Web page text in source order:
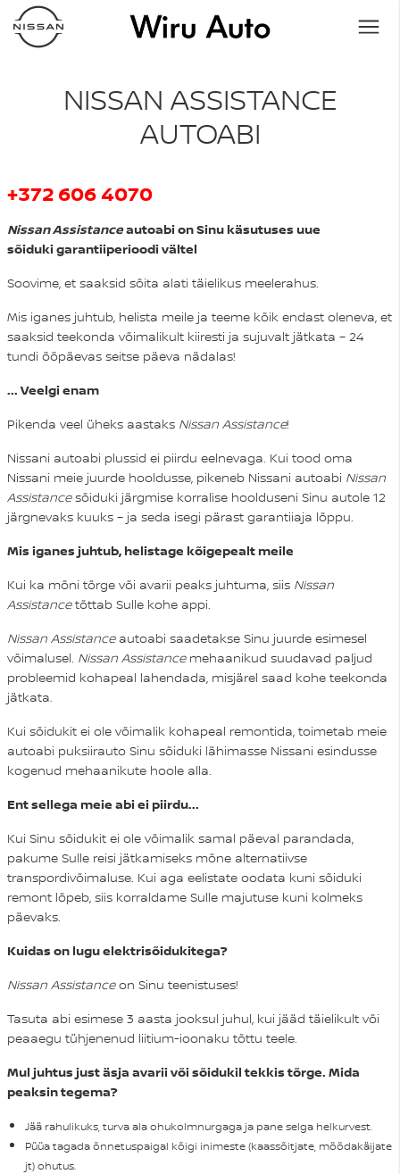
NISSAN ASSISTANCE
AUTOABI
+372 606 4070
Nissan Assistanceautoabi on Sinu käsutuses uue
sõiduki garantiiperioodi vältel
Soovime, et saaksid sõita alati täielikus meelerahus.
Mis iganes juhtub, helista meile ja teeme kõik endast oleneva, et
saaksid teekonda võimalikult kiiresti ja sujuvalt jätkata – 24
tundi ööpäevas seitse päeva nädalas!
... Veelgi enam
Pikenda veel üheks aastaks Nissan Assistance!
Nissani autoabi plussid ei piirdu eelnevaga. Kui tood oma
Nissani meie juurde hooldusse, pikeneb Nissani autoabi Nissan
Assistancesõiduki järgmise korralise hoolduseni Sinu autole 12
järgnevaks kuuks – ja seda isegi pärast garantiiaja lõppu.
Mis iganes juhtub, helistage kõigepealt meile
Kui ka mõni tõrge või avarii peaks juhtuma, siis Nissan
Assistancetõttab Sulle kohe appi.
Nissan Assistanceautoabi saadetakse Sinu juurde esimesel
võimalusel. Nissan Assistancemehaanikud suudavad paljud
probleemid kohapeal lahendada, misjärel saad kohe teekonda
jätkata.
Kui sõidukit ei ole võimalik kohapeal remontida, toimetab meie
autoabi puksiirauto Sinu sõiduki lähimasse Nissani esindusse
kogenud mehaanikute hoole alla.
Ent sellega meie abi ei piirdu...
Kui Sinu sõidukit ei ole võimalik samal päeval parandada,
pakume Sulle reisi jätkamiseks mõne alternatiivse
transpordivõimaluse. Kui aga eelistate oodata kuni sõiduki
remont lõpeb, siis korraldame Sulle majutuse kuni kolmeks
päevaks.
Kuidas on lugu elektrisõidukitega?
Nissan Assistanceon Sinu teenistuses!
Tasuta abi esimese 3 aasta jooksul juhul, kui jääd täielikult või
peaaegu tühjenenud liitium-ioonaku tõttu teele.
Mul juhtus just äsja avarii või sõidukil tekkis tõrge. Mida
peaksin tegema?
Jää rahulikuks, turva ala ohukolmnurgaga ja pane selga helkurvest.
Püüa tagada õnnetuspaigal kõigi inimeste (kaassõitjate, möödakäijate
jt) ohutus.